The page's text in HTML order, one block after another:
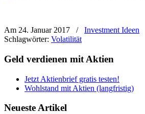
Am 24. Januar 2017 /
Investment Ideen
Schlagwörter: Volatilität
Geld verdienen mit Aktien
Jetzt Aktienbrief gratis testen!
Wohlstand mit Aktien (langfristig)
Neueste Artikel